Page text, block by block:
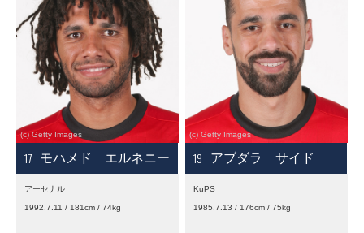
17 モハメド エルネニー
アーセナル
1992.7.11 / 181cm / 74kg
19 アブダラ サイド
KuPS
1985.7.13 / 176cm / 75kg